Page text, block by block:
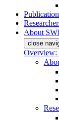
About
close
Overview: